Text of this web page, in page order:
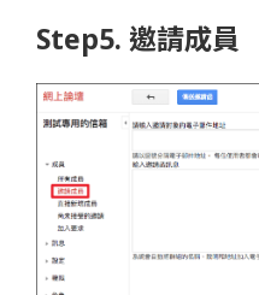
Step5. 邀請成員